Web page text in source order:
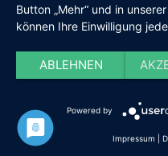
Button „Mehr“ und in
können Ihre Einwilligung
ABLEHNEN
Powered by
Impressum